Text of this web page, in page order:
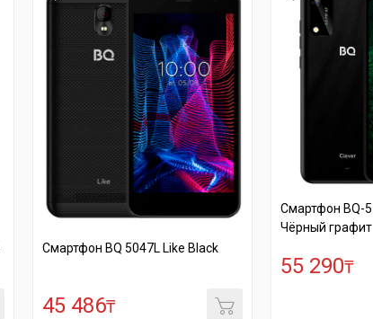
Смартфон BQ-5745L Clever
Смартфон
55 290